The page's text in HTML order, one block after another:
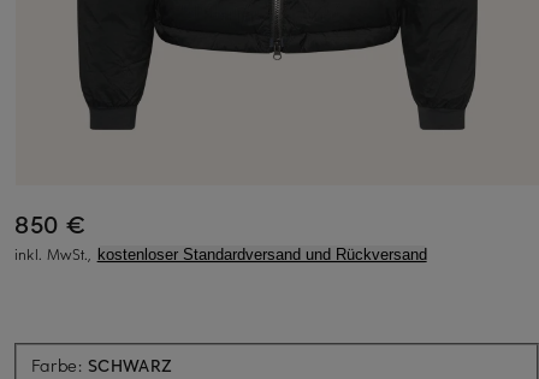
850 €
inkl. MwSt., kostenloser Standardversand und Rückversand
Farbe: SCHWARZ